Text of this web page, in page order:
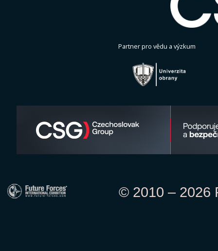
Partner pro vědu a výzkum
© 2010 – 2026